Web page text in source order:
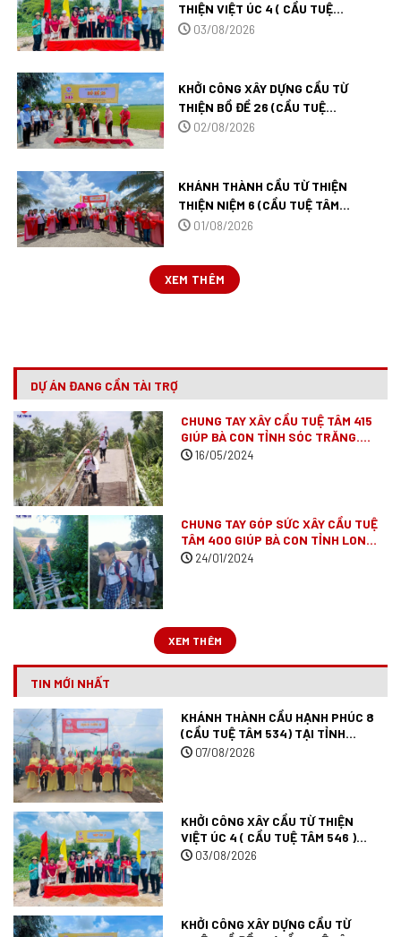
THIỆN VIỆT ÚC 4 ( CẦU TUỆ
TÂM 546 ) TẠI TÂY NINH.
03/08/2026
KHỞI CÔNG XÂY DỰNG CẦU TỪ
THIỆN BỒ ĐỀ 26 (CẦU TUỆ
TÂM 545) TẠI TỈNH TÂY NINH.
02/08/2026
KHÁNH THÀNH CẦU TỪ THIỆN
THIỆN NIỆM 6 (CẦU TUỆ TÂM
527) TẠI TỈNH AN GIANG.
01/08/2026
XEM THÊM
DỰ ÁN ĐANG CẦN TÀI TRỢ
CHUNG TAY XÂY CẦU TUỆ TÂM 415
GIÚP BÀ CON TỈNH SÓC TRĂNG.
(ĐÃ VẬN ĐỘNG XONG)
16/05/2024
CHUNG TAY GÓP SỨC XÂY CẦU TUỆ
TÂM 400 GIÚP BÀ CON TỈNH LONG
AN(ĐÃ VẬN ĐỘNG XONG)
24/01/2024
XEM THÊM
TIN MỚI NHẤT
KHÁNH THÀNH CẦU HẠNH PHÚC 8
(CẦU TUỆ TÂM 534) TẠI TỈNH
ĐỒNG THÁP.
07/08/2026
KHỞI CÔNG XÂY CẦU TỪ THIỆN
VIỆT ÚC 4 ( CẦU TUỆ TÂM 546 )
TẠI TÂY NINH.
03/08/2026
KHỞI CÔNG XÂY DỰNG CẦU TỪ